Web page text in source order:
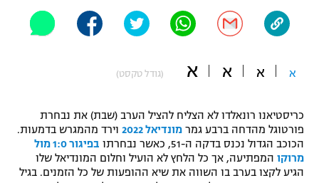
"מחצית בשכונה" – פודקאסט
משתתפים וזוכים בפרסים
תקנון משתתפים וזוכים בפרסים
תקנון עבור פעילות אלקטרה
תקנון עבור פעילות ספורט 1 – "מרלן"
טניס
גיימינג E-Sports
אופניים
ספורט מוטורי
פוטבול אמריקאי NFL
בייסבול MLB
א א א א (גודל טקסט)
כריסטיאנו רונאלדו לא הצליח להציל הערב (שבת) את נבחרת
פורטוגל מהדחה ברבע גמר מונדיאל 2022
וירד מהמגרש בדמעות.
הכוכב הגדול נכנס בדקה ה-51, כאשר נבחרתו
בפיגור 1:0 מול
מרוקו המפתיעה, אך כל הלחץ לא הועיל וחלום המונדיאל שלו
הגיע לקצו בערב בו השווה את שיא ההופעות של כל הזמנים. בגיל